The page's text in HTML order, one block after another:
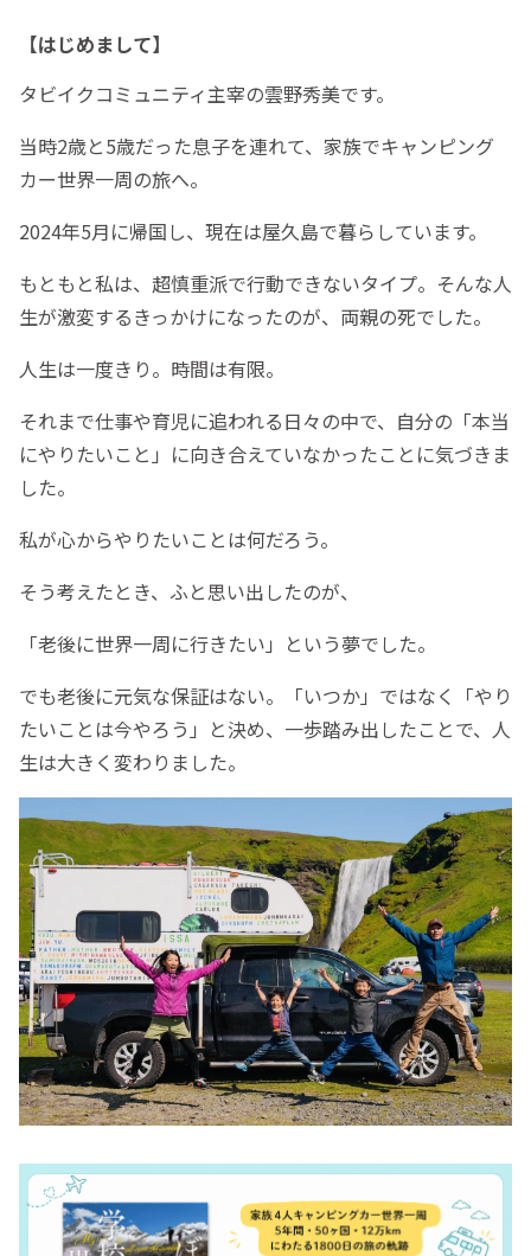
【はじめまして】
タビイクコミュニティ主宰の雲野秀美です。
当時2歳と5歳だった息子を連れて、家族でキャンピング
カー世界一周の旅へ。
2024年5月に帰国し、現在は屋久島で暮らしています。
もともと私は、超慎重派で行動できないタイプ。そんな人
生が激変するきっかけになったのが、両親の死でした。
人生は一度きり。時間は有限。
それまで仕事や育児に追われる日々の中で、自分の「本当
にやりたいこと」に向き合えていなかったことに気づきま
した。
私が心からやりたいことは何だろう。
そう考えたとき、ふと思い出したのが、
「老後に世界一周に行きたい」という夢でした。
でも老後に元気な保証はない。「いつか」ではなく「やり
たいことは今やろう」と決め、一歩踏み出したことで、人
生は大きく変わりました。